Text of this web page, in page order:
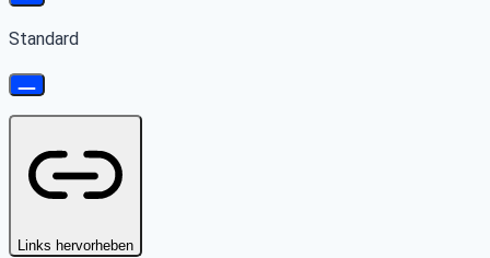
Standard
Links hervorheben